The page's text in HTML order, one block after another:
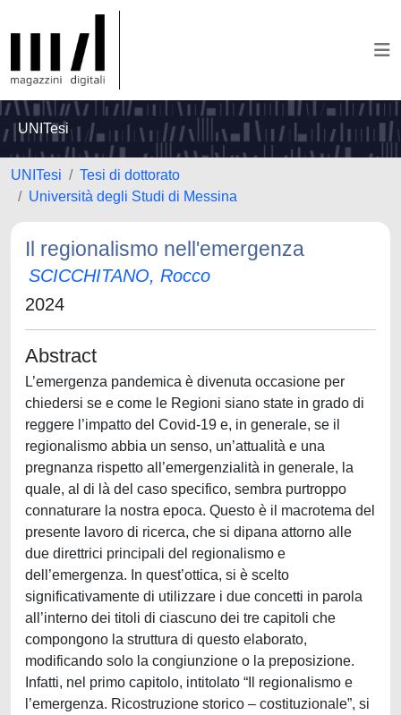
UNITesi
UNITesi
Tesi di dottorato
Università degli Studi di Messina
Il regionalismo nell'emergenza
SCICCHITANO, Rocco
2024
Abstract
L’emergenza pandemica è divenuta occasione per
chiedersi se e come le Regioni siano state in grado di
reggere l’impatto del Covid-19 e, in generale, se il
regionalismo abbia un senso, un’attualità e una
pregnanza rispetto all’emergenzialità in generale, la
quale, al di là del caso specifico, sembra purtroppo
connaturare la nostra epoca. Questo è il macrotema del
presente lavoro di ricerca, che si dipana attorno alle
due direttrici principali del regionalismo e
dell’emergenza. In quest’ottica, si è scelto
significativamente di utilizzare i due concetti in parola
all’interno dei titoli di ciascuno dei tre capitoli che
compongono la struttura di questo elaborato,
modificando solo la congiunzione o la preposizione.
Infatti, nel primo capitolo, intitolato “Il regionalismo e
l’emergenza. Ricostruzione storico – costituzionale”, si